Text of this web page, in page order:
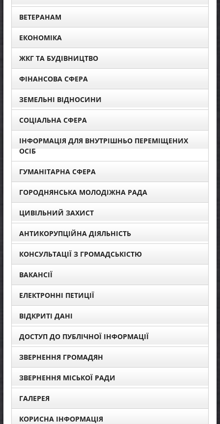
ВЕТЕРАНАМ
ЕКОНОМІКА
ЖКГ ТА БУДІВНИЦТВО
ФІНАНСОВА СФЕРА
ЗЕМЕЛЬНІ ВІДНОСИНИ
СОЦІАЛЬНА СФЕРА
ІНФОРМАЦІЯ ДЛЯ ВНУТРІШНЬО ПЕРЕМІЩЕНИХ
ОСІБ
ГУМАНІТАРНА СФЕРА
ГОРОДНЯНСЬКА МОЛОДІЖНА РАДА
ЦИВІЛЬНИЙ ЗАХИСТ
АНТИКОРУПЦІЙНА ДІЯЛЬНІСТЬ
КОНСУЛЬТАЦІЇ З ГРОМАДСЬКІСТЮ
ВАКАНСІЇ
ЕЛЕКТРОННІ ПЕТИЦІЇ
ВІДКРИТІ ДАНІ
ДОСТУП ДО ПУБЛІЧНОЇ ІНФОРМАЦІЇ
ЗВЕРНЕННЯ ГРОМАДЯН
ЗВЕРНЕННЯ МІСЬКОЇ РАДИ
ГАЛЕРЕЯ
КОРИСНА ІНФОРМАЦІЯ